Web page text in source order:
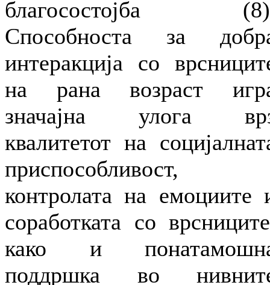
благосостојба
Способноста за
интеракција со
на рана возраст
значајна улога
квалитетот на
приспособливост,
контролата на емоциите
соработката со
како и
поддршка во